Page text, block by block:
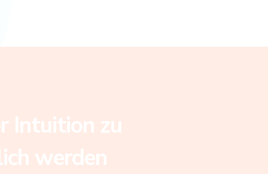
Intuition zu
werden